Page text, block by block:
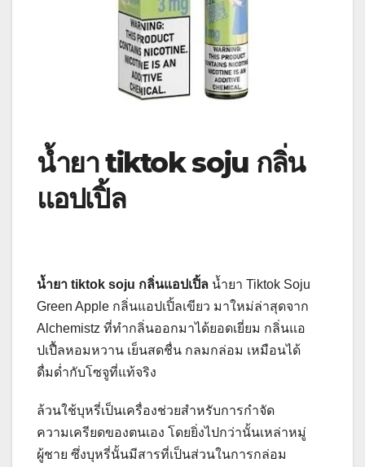
น้ำยาtiktok soju กลิ่น
แอปเปิ้ล
น้ำยา tiktok soju กลิ่นแอปเปิ้ล น้ำยา Tiktok Soju
Green Apple กลิ่นแอปเปิ้ลเขียว มาใหม่ล่าสุดจาก
Alchemistz ที่ทำกลิ่นออกมาได้ยอดเยี่ยม กลิ่นแอ
ปเปื้ลหอมหวาน เย็นสดชื่น กลมกล่อม เหมือนได้
ดื่มด่ำกับโซจูที่แท้จริง
ล้วนใช้บุหรี่เป็นเครื่องช่วยสำหรับการกำจัด
ความเครียดของตนเอง โดยยิ่งไปกว่านั้นเหล่าหมู่
ผู้ชาย ซึ่งบุหรี่นั้นมีสารที่เป็นส่วนในการกล่อม